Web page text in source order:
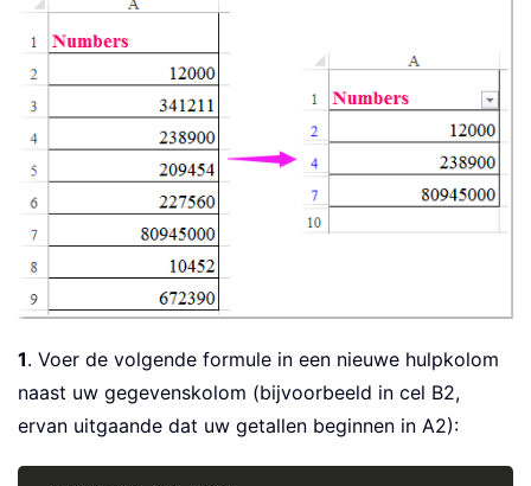
1. Voer de volgende formule in een nieuwe hulpkolom
naast uw gegevenskolom (bijvoorbeeld in cel B2,
ervan uitgaande dat uw getallen beginnen in A2):